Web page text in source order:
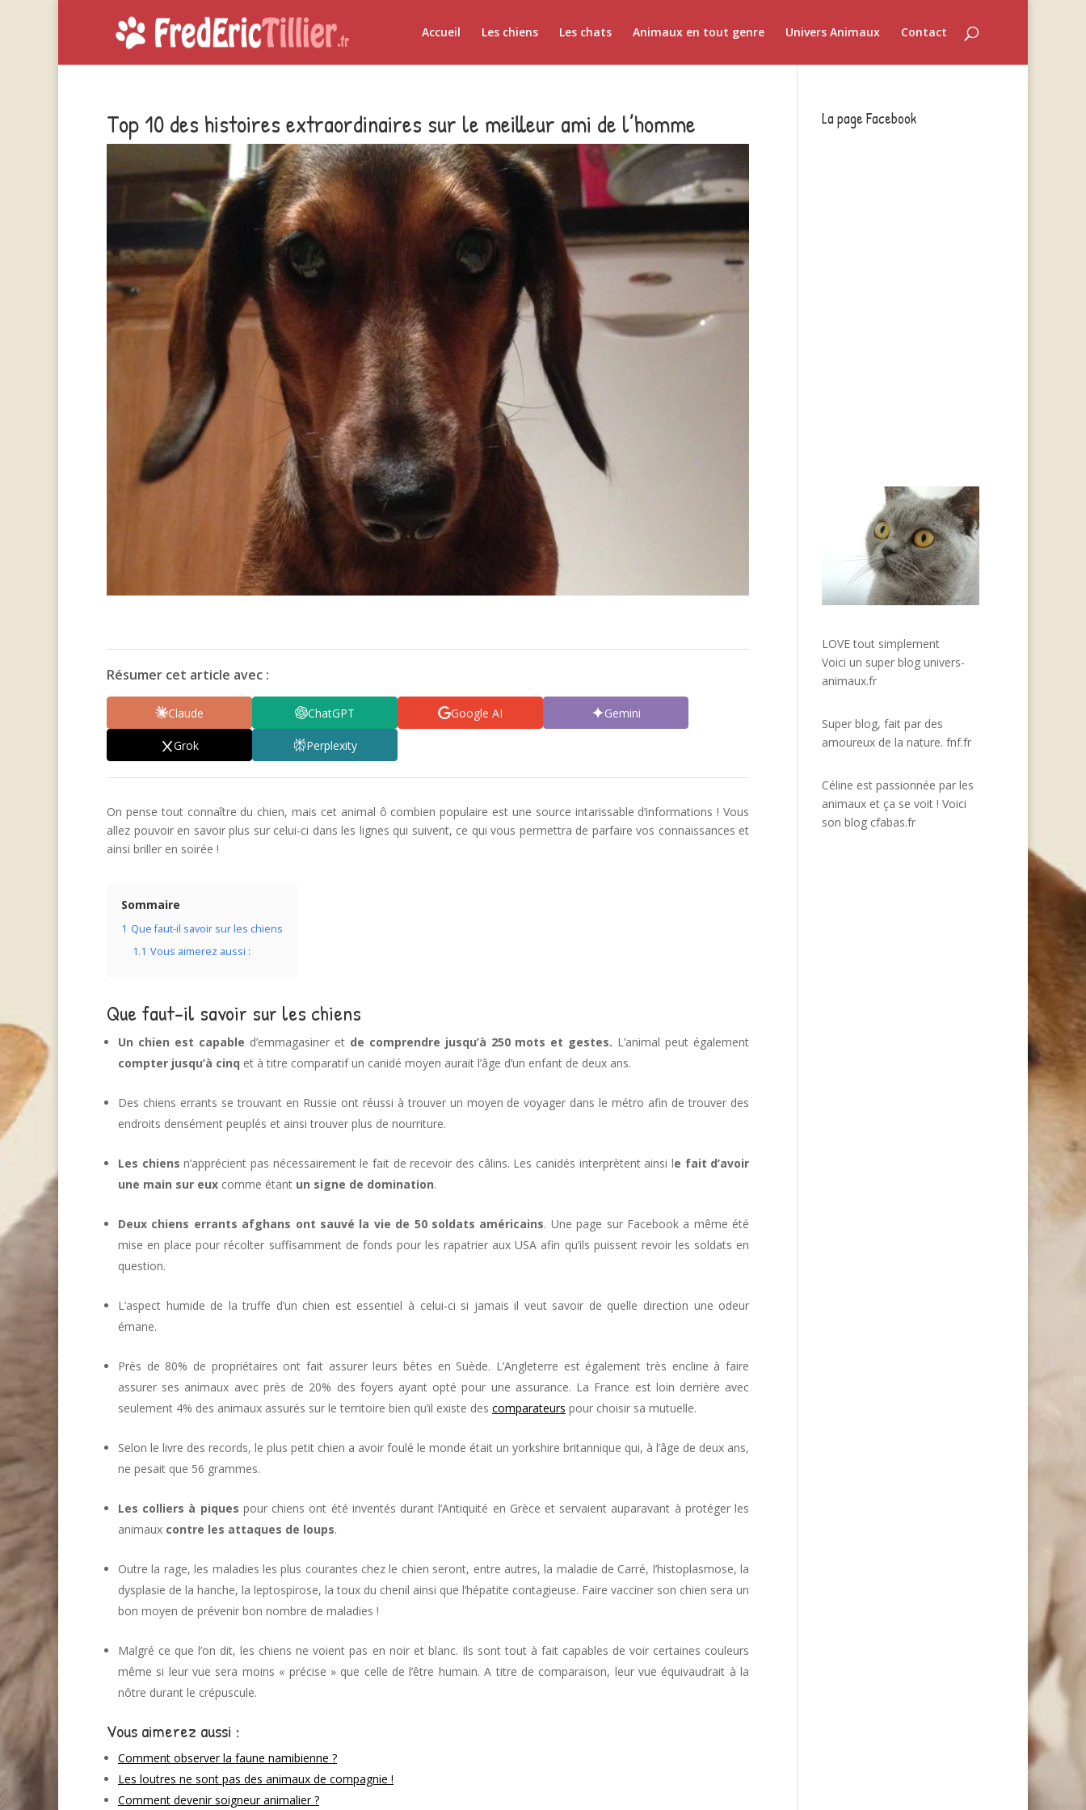
Accueil Les chiens Les chats Animaux en tout genre Univers Animaux Contact
Top 10 des histoires extraordinaires sur le meilleur ami de l’homme
Résumer cet article avec :
Claude ChatGPT Google AI Gemini
Grok Perplexity
On pense tout connaître du chien, mais cet animal ô combien populaire est une source intarissable d’informations ! Vous
allez pouvoir en savoir plus sur celui-ci dans les lignes qui suivent, ce qui vous permettra de parfaire vos connaissances et
ainsi briller en soirée !
Sommaire
1 Que faut-il savoir sur les chiens
1.1 Vous aimerez aussi :
Que faut-il savoir sur les chiens
Un chien est capable d’emmagasiner et de comprendre jusqu’à 250 mots et gestes. L’animal peut également
compter jusqu’à cinq et à titre comparatif un canidé moyen aurait l’âge d’un enfant de deux ans.
Des chiens errants se trouvant en Russie ont réussi à trouver un moyen de voyager dans le métro afin de trouver des
endroits densément peuplés et ainsi trouver plus de nourriture.
Les chiens n’apprécient pas nécessairement le fait de recevoir des câlins. Les canidés interprètent ainsi le fait d’avoir
une main sur eux comme étant un signe de domination.
Deux chiens errants afghans ont sauvé la vie de 50 soldats américains. Une page sur Facebook a même été
mise en place pour récolter suffisamment de fonds pour les rapatrier aux USA afin qu’ils puissent revoir les soldats en
question.
L’aspect humide de la truffe d’un chien est essentiel à celui-ci si jamais il veut savoir de quelle direction une odeur
émane.
Près de 80% de propriétaires ont fait assurer leurs bêtes en Suède. L’Angleterre est également très encline à faire
assurer ses animaux avec près de 20% des foyers ayant opté pour une assurance. La France est loin derrière avec
seulement 4% des animaux assurés sur le territoire bien qu’il existe des comparateurs pour choisir sa mutuelle.
Selon le livre des records, le plus petit chien a avoir foulé le monde était un yorkshire britannique qui, à l’âge de deux ans,
ne pesait que 56 grammes.
Les colliers à piques pour chiens ont été inventés durant l’Antiquité en Grèce et servaient auparavant à protéger les
animaux contre les attaques de loups.
Outre la rage, les maladies les plus courantes chez le chien seront, entre autres, la maladie de Carré, l’histoplasmose, la
dysplasie de la hanche, la leptospirose, la toux du chenil ainsi que l’hépatite contagieuse. Faire vacciner son chien sera un
bon moyen de prévenir bon nombre de maladies !
Malgré ce que l’on dit, les chiens ne voient pas en noir et blanc. Ils sont tout à fait capables de voir certaines couleurs
même si leur vue sera moins « précise » que celle de l’être humain. A titre de comparaison, leur vue équivaudrait à la
nôtre durant le crépuscule.
Vous aimerez aussi :
Comment observer la faune namibienne ?
Les loutres ne sont pas des animaux de compagnie !
Comment devenir soigneur animalier ?
La page Facebook
LOVE tout simplement
Voici un super blog univers-
animaux.fr
Super blog, fait par des
amoureux de la nature. fnf.fr
Céline est passionnée par les
animaux et ça se voit ! Voici
son blog cfabas.fr